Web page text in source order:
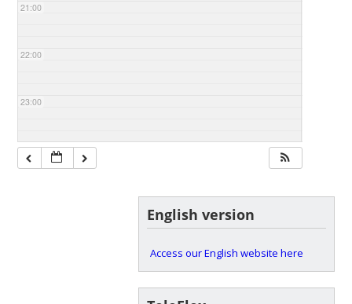
21:00
22:00
23:00
English version
Access our English website here